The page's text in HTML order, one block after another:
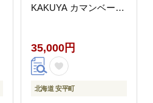
KAKUYA カマンベール
手造り クリーミー おつ
まみ デザート 北海道
安平町 安平
35,000円
北海道 安平町